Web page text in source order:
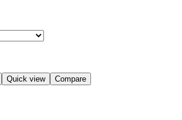
Quick view Compare